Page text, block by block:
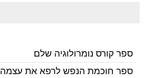
ספר קורס נומרולוגיה שלם
ספר חוכמת הנפש לרפא את עצמה